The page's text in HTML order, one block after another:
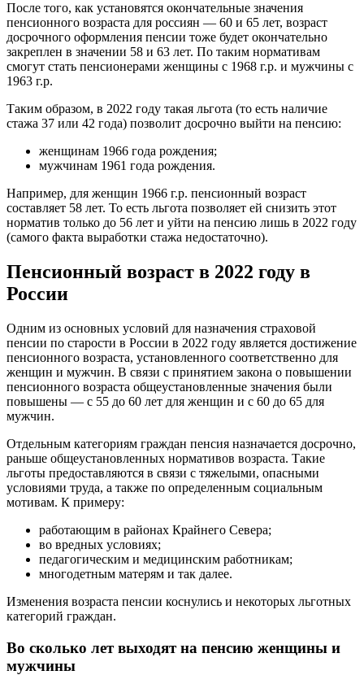
После того, как установятся окончательные значения
пенсионного возраста для россиян — 60 и 65 лет, возраст
досрочного оформления пенсии тоже будет окончательно
закреплен в значении 58 и 63 лет. По таким нормативам
смогут стать пенсионерами женщины с 1968 г.р. и мужчины с
1963 г.р.
Таким образом, в 2022 году такая льгота (то есть наличие
стажа 37 или 42 года) позволит досрочно выйти на пенсию:
женщинам 1966 года рождения;
мужчинам 1961 года рождения.
Например, для женщин 1966 г.р. пенсионный возраст
составляет 58 лет. То есть льгота позволяет ей снизить этот
норматив только до 56 лет и уйти на пенсию лишь в 2022 году
(самого факта выработки стажа недостаточно).
Пенсионный возраст в 2022 году в
России
Одним из основных условий для назначения страховой
пенсии по старости в России в 2022 году является достижение
пенсионного возраста, установленного соответственно для
женщин и мужчин. В связи с принятием закона о повышении
пенсионного возраста общеустановленные значения были
повышены — с 55 до 60 лет для женщин и с 60 до 65 для
мужчин.
Отдельным категориям граждан пенсия назначается досрочно,
раньше общеустановленных нормативов возраста. Такие
льготы предоставляются в связи с тяжелыми, опасными
условиями труда, а также по определенным социальным
мотивам. К примеру:
работающим в районах Крайнего Севера;
во вредных условиях;
педагогическим и медицинским работникам;
многодетным матерям и так далее.
Изменения возраста пенсии коснулись и некоторых льготных
категорий граждан.
Во сколько лет выходят на пенсию женщины и
мужчины